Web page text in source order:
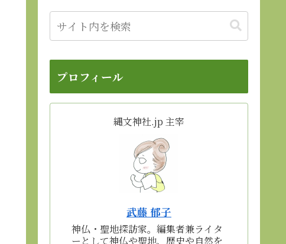
プロフィール
縄文神社.jp 主宰
武藤 郁子
神仏・聖地探訪家。編集者兼ライタ
ーとして神仏や聖地、歴史や自然を